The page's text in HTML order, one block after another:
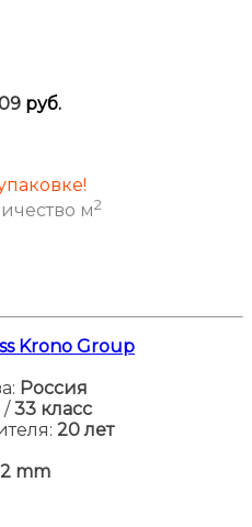
руб.
м2
Krono Group
Россия
/ 33 класс
20 лет
mm